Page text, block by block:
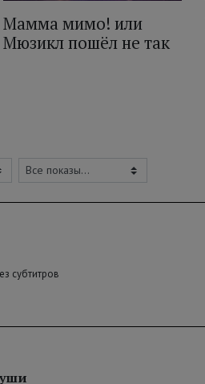
Мамма мимо! или
Мюзикл пошёл не так
субтитров